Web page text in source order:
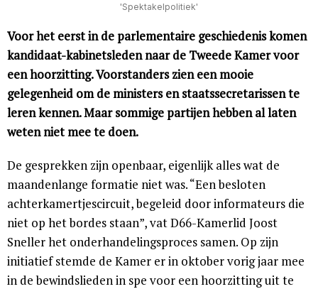
'Spektakelpolitiek'
Voor het eerst in de parlementaire geschiedenis komen
kandidaat-kabinetsleden naar de Tweede Kamer voor
een hoorzitting. Voorstanders zien een mooie
gelegenheid om de ministers en staatssecretarissen te
leren kennen. Maar sommige partijen hebben al laten
weten niet mee te doen.
De gesprekken zijn openbaar, eigenlijk alles wat de
maandenlange formatie niet was. “Een besloten
achterkamertjescircuit, begeleid door informateurs die
niet op het bordes staan”, vat D66-Kamerlid Joost
Sneller het onderhandelingsproces samen. Op zijn
initiatief stemde de Kamer er in oktober vorig jaar mee
in de bewindslieden in spe voor een hoorzitting uit te